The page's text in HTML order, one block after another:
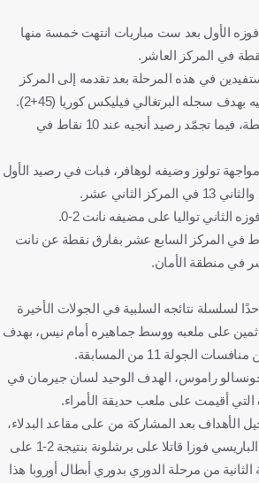
الأول بعد ست مباريات انتهت خمسة منها
في هذه المرحلة بعد تقدمه إلى المركز
بهدف سجله البرتغالي فيليكس كوريا (45+2).
وعزّز ليل رصيده إلى 20 نقطة، فيما تجمّد رصيد أنجيه عند 10 نقاط في
تولوز وضيفه لوهافر، فبات في رصيد الأول
الثاني تواليا على مضيفه نانت 2-0.
ميتز رصيده الى 8 نقاط في المركز السابع عشر بفارق نقطة عن نانت
في منطقة الأمان.
لسلسلة نتائجه السلبية في الجولات الأخيرة
ثمين على ملعبه ووسط جماهيره أمام نيس، بهدف
11 من المسابقة.
راموس، الهدف الوحيد لسان جيرمان في
الأهداف بعد المشاركة من على مقاعد البدلاء،
حيث سبق أن منح العملاق الباريسي فوزا قاتلا على برشلونة بنتيجة 2-1 على
من مرحلة الدوري بدوري أبطال أوروبا هذا